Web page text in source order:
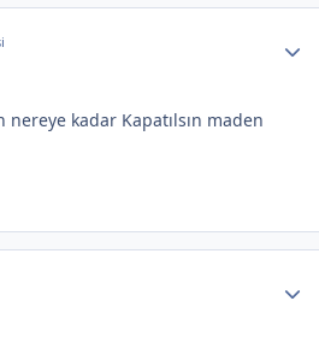
kadar Kapatılsın maden